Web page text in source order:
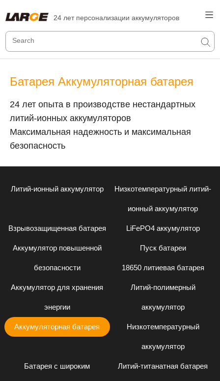
24 лет персонализации аккумуляторов
Батарея Аккумуляторная батарея
24 лет опыта в производстве нестандартных
литий-ионных аккумуляторов
Максимальная надежность и максимальная
безопасность
Литий-ионный аккумулятор Низкотемпературный литий-
ионный аккумулятор
Взрывозащищенная батарея LiFePO4 аккумулятор
Аккумулятор повышенной
безопасности
Пуск батареи
18650 литиевая батарея
Аккумулятор для хранения
энергии
Литий-полимерный
аккумулятор
Аккумуляторная батарея Низкотемпературный
аккумулятор
Батарея с широким Литий-титанатная батарея